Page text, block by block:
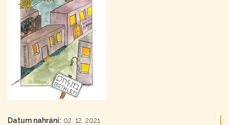
Datum nahrání: 02. 12. 2021